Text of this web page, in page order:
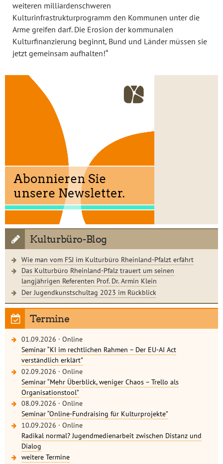
weiteren milliardenschweren
Kulturinfrastrukturprogramm den Kommunen unter die
Arme greifen darf. Die Erosion der kommunalen
Kulturfinanzierung beginnt, Bund und Länder müssen sie
jetzt gemeinsam aufhalten!“
Kulturbüro-Blog
Wie man vom FSJ im Kulturbüro Rheinland-Pfalzt erfährt
Das Kulturbüro Rheinland-Pfalz trauert um seinen
langjährigen Referenten Prof. Dr. Armin Klein
Der Jugendkunstschultag 2023 im Rückblick
Termine
01.09.2026 · Online
Seminar “KI im rechtlichen Rahmen – Der EU-AI Act
verständlich erklärt”
02.09.2026 · Online
Seminar “Mehr Überblick, weniger Chaos – Trello als
Organisationstool”
08.09.2026 · Online
Seminar “Online-Fundraising für Kulturprojekte”
10.09.2026 · Online
Radikal normal? Jugendmedienarbeit zwischen Distanz und
Dialog
weitere Termine